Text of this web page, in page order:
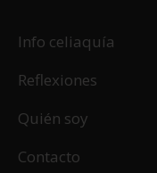
Info celiaquía
Reflexiones
Quién soy
Contacto